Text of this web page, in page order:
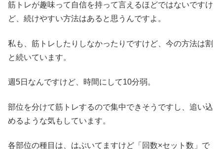
筋トレが趣味って自信を持って言えるほどではないですけ
ど、続けやすい方法はあると思うんですよ。
私も、筋トレしたりしなかったりですけど、今の方法は割
と続いています。
週5日なんですけど、時間にして10分弱。
部位を分けて筋トレするので集中できそうですし、追い込
めるような気もしています。
各部位の種目は、はぶいてますけど「回数×セット数」で